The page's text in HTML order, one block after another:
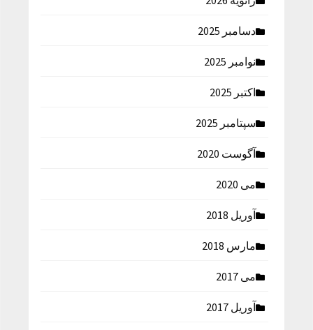
دسامبر 2025
نوامبر 2025
اکتبر 2025
سپتامبر 2025
آگوست 2020
می 2020
آوریل 2018
مارس 2018
می 2017
آوریل 2017